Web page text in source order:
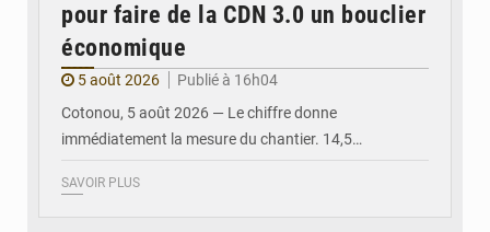
pour faire de la CDN 3.0 un bouclier
économique
5 août 2026
Publié à 16h04
Cotonou, 5 août 2026 — Le chiffre donne
immédiatement la mesure du chantier. 14,5…
SAVOIR PLUS